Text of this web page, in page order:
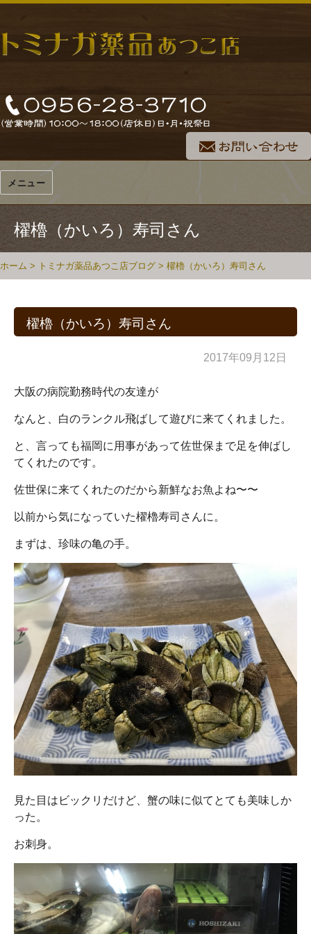
メニュー
櫂櫓（かいろ）寿司さん
ホーム > トミナガ薬品あつこ店ブログ > 櫂櫓（かいろ）寿司さん
櫂櫓（かいろ）寿司さん
2017年09月12日
大阪の病院勤務時代の友達が
なんと、白のランクル飛ばして遊びに来てくれました。
と、言っても福岡に用事があって佐世保まで足を伸ばし
てくれたのです。
佐世保に来てくれたのだから新鮮なお魚よね〜〜
以前から気になっていた櫂櫓寿司さんに。
まずは、珍味の亀の手。
見た目はビックリだけど、蟹の味に似てとても美味しか
った。
お刺身。